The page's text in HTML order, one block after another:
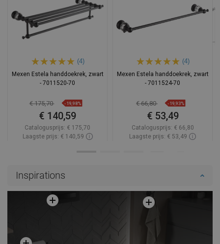
(4)
Mexen Estela handdoekrek, zwart
- 7011520-70
€ 175,70 -19,98%
€ 140,59
Catalogusprijs: € 175,70
Laagste prijs: € 140,59
(4)
Mexen Estela handdoekrek, zwart
- 7011524-70
€ 66,80 -19,93%
€ 53,49
Catalogusprijs: € 66,80
Laagste prijs: € 53,49
Inspirations